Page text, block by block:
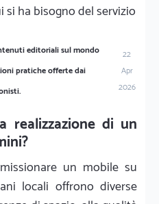
si ha bisogno del servizio
editoriali sul mondo
pratiche offerte dai
22
Apr
2026
di un
un mobile su
locali offrono diverse